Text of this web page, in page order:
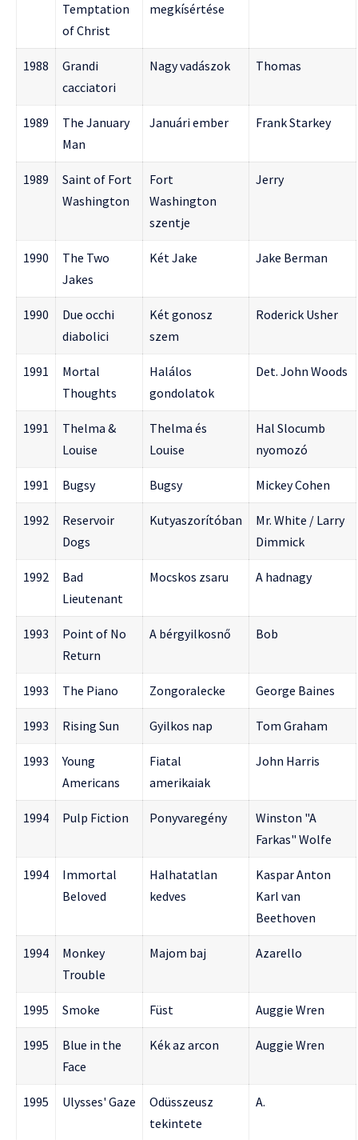
Temptation
of Christ
megkísértése
1988
Grandi
cacciatori
Nagy vadászok Thomas
1989
The January
Man
Januári ember Frank Starkey
1989
Saint of Fort
Washington
Fort
Washington
szentje
Jerry
1990
The Two
Jakes
Két Jake Jake Berman
1990
Due occhi
diabolici
Két gonosz
szem
Roderick Usher
1991
Mortal
Thoughts
Halálos
gondolatok
Det. John Woods
1991
Thelma &
Louise
Thelma és
Louise
Hal Slocumb
nyomozó
1991 Bugsy Bugsy Mickey Cohen
1992
Reservoir
Dogs
Kutyaszorítóban
Mr. White / Larry
Dimmick
1992
Bad
Lieutenant
Mocskos zsaru A hadnagy
1993
Point of No
Return
A bérgyilkosnő Bob
1993 The Piano Zongoralecke George Baines
1993 Rising Sun Gyilkos nap Tom Graham
1993
Young
Americans
Fiatal
amerikaiak
John Harris
1994 Pulp Fiction Ponyvaregény
Winston "A
Farkas" Wolfe
1994
Immortal
Beloved
Halhatatlan
kedves
Kaspar Anton
Karl van
Beethoven
1994
Monkey
Trouble
Majom baj Azarello
1995 Smoke Füst Auggie Wren
1995
Blue in the
Face
Kék az arcon Auggie Wren
1995 Ulysses' Gaze
Odüsszeusz
tekintete
A.